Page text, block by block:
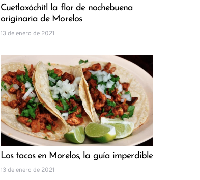
Cuetlaxóchitl la flor de nochebuena
originaria de Morelos
13 de enero de 2021
Los tacos en Morelos, la guía imperdible
13 de enero de 2021